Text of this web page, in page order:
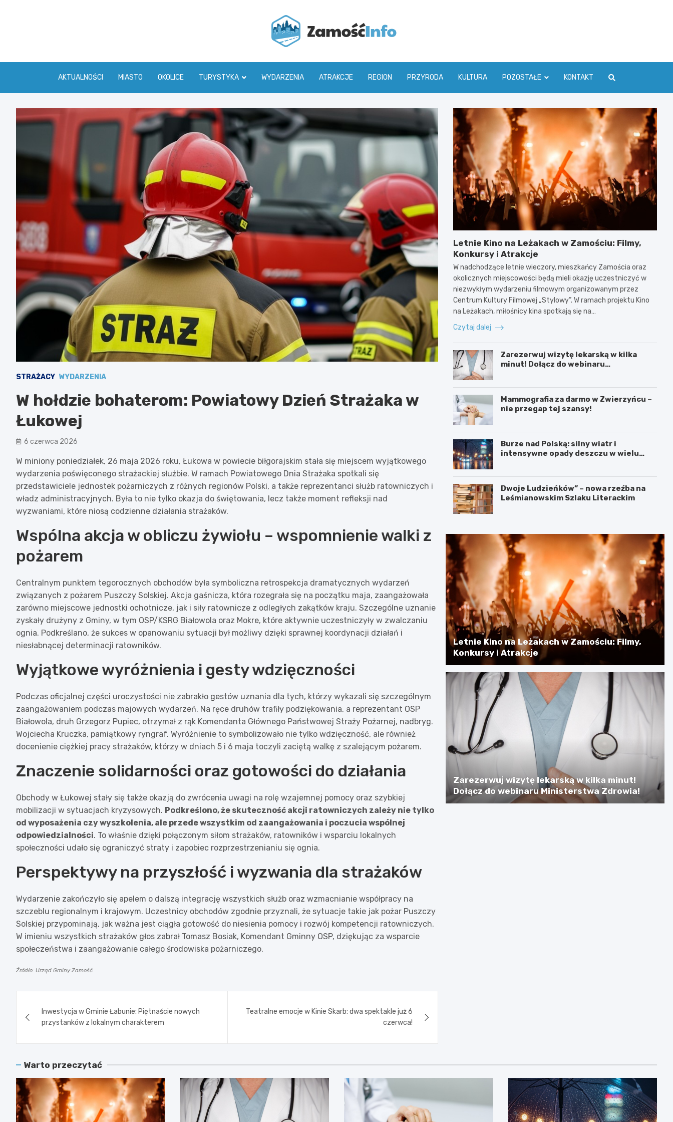
AKTUALNOŚCI MIASTO OKOLICE TURYSTYKA WYDARZENIA ATRAKCJE REGION PRZYRODA KULTURA POZOSTAŁE KONTAKT
STRAŻACY WYDARZENIA
W hołdzie bohaterom: Powiatowy Dzień Strażaka w
Łukowej
6 czerwca 2026
W miniony poniedziałek, 26 maja 2026 roku, Łukowa w powiecie biłgorajskim stała się miejscem wyjątkowego
wydarzenia poświęconego strażackiej służbie. W ramach Powiatowego Dnia Strażaka spotkali się
przedstawiciele jednostek pożarniczych z różnych regionów Polski, a także reprezentanci służb ratowniczych i
władz administracyjnych. Była to nie tylko okazja do świętowania, lecz także moment refleksji nad
wyzwaniami, które niosą codzienne działania strażaków.
Wspólna akcja w obliczu żywiołu – wspomnienie walki z
pożarem
Centralnym punktem tegorocznych obchodów była symboliczna retrospekcja dramatycznych wydarzeń
związanych z pożarem Puszczy Solskiej. Akcja gaśnicza, która rozegrała się na początku maja, zaangażowała
zarówno miejscowe jednostki ochotnicze, jak i siły ratownicze z odległych zakątków kraju. Szczególne uznanie
zyskały drużyny z Gminy, w tym OSP/KSRG Białowola oraz Mokre, które aktywnie uczestniczyły w zwalczaniu
ognia. Podkreślano, że sukces w opanowaniu sytuacji był możliwy dzięki sprawnej koordynacji działań i
niesłabnącej determinacji ratowników.
Wyjątkowe wyróżnienia i gesty wdzięczności
Podczas oficjalnej części uroczystości nie zabrakło gestów uznania dla tych, którzy wykazali się szczególnym
zaangażowaniem podczas majowych wydarzeń. Na ręce druhów trafiły podziękowania, a reprezentant OSP
Białowola, druh Grzegorz Pupiec, otrzymał z rąk Komendanta Głównego Państwowej Straży Pożarnej, nadbryg.
Wojciecha Kruczka, pamiątkowy ryngraf. Wyróżnienie to symbolizowało nie tylko wdzięczność, ale również
docenienie ciężkiej pracy strażaków, którzy w dniach 5 i 6 maja toczyli zaciętą walkę z szalejącym pożarem.
Znaczenie solidarności oraz gotowości do działania
Obchody w Łukowej stały się także okazją do zwrócenia uwagi na rolę wzajemnej pomocy oraz szybkiej
mobilizacji w sytuacjach kryzysowych. Podkreślono, że skuteczność akcji ratowniczych zależy nie tylko
od wyposażenia czy wyszkolenia, ale przede wszystkim od zaangażowania i poczucia wspólnej
odpowiedzialności. To właśnie dzięki połączonym siłom strażaków, ratowników i wsparciu lokalnych
społeczności udało się ograniczyć straty i zapobiec rozprzestrzenianiu się ognia.
Perspektywy na przyszłość i wyzwania dla strażaków
Wydarzenie zakończyło się apelem o dalszą integrację wszystkich służb oraz wzmacnianie współpracy na
szczeblu regionalnym i krajowym. Uczestnicy obchodów zgodnie przyznali, że sytuacje takie jak pożar Puszczy
Solskiej przypominają, jak ważna jest ciągła gotowość do niesienia pomocy i rozwój kompetencji ratowniczych.
W imieniu wszystkich strażaków głos zabrał Tomasz Bosiak, Komendant Gminny OSP, dziękując za wsparcie
społeczeństwa i zaangażowanie całego środowiska pożarniczego.
Źródło: Urząd Gminy Zamość
wpisuInwestycja w Gminie Łabunie: Piętnaście nowych
przystanków z lokalnym charakterem
Teatralne emocje w Kinie Skarb: dwa spektakle już 6
czerwca!
Letnie Kino na Leżakach w Zamościu: Filmy,
Konkursy i Atrakcje
W nadchodzące letnie wieczory, mieszkańcy Zamościa oraz
okolicznych miejscowości będą mieli okazję uczestniczyć w
niezwykłym wydarzeniu filmowym organizowanym przez
Centrum Kultury Filmowej „Stylowy”. W ramach projektu Kino
na Leżakach, miłośnicy kina spotkają się na…
Czytaj dalej
Zarezerwuj wizytę lekarską w kilka
minut! Dołącz do webinaru
Mammografia za darmo w Zwierzyńcu –
nie przegap tej szansy!
Burze nad Polską: silny wiatr i
intensywne opady deszczu w wielu
Dwoje Ludzieńków” – nowa rzeźba na
Leśmianowskim Szlaku Literackim
Letnie Kino na Leżakach w Zamościu: Filmy,
Konkursy i Atrakcje
Zarezerwuj wizytę lekarską w kilka minut!
Dołącz do webinaru Ministerstwa Zdrowia!
Warto przeczytać